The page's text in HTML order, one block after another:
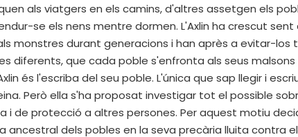
als viatgers en els camins, d'altres assetgen els
se els nens mentre dormen. L'Axlin ha crescut sent
monstres durant generacions i han après a evitar-los
diferents, que cada poble s'enfronta als seus
és l'escriba del seu poble. L'única que sap llegir i
Però ella s'ha proposat investigar tot el possible
i de protecció a altres persones. Per aquest motiu
ancestral dels pobles en la seva precària lluita contra